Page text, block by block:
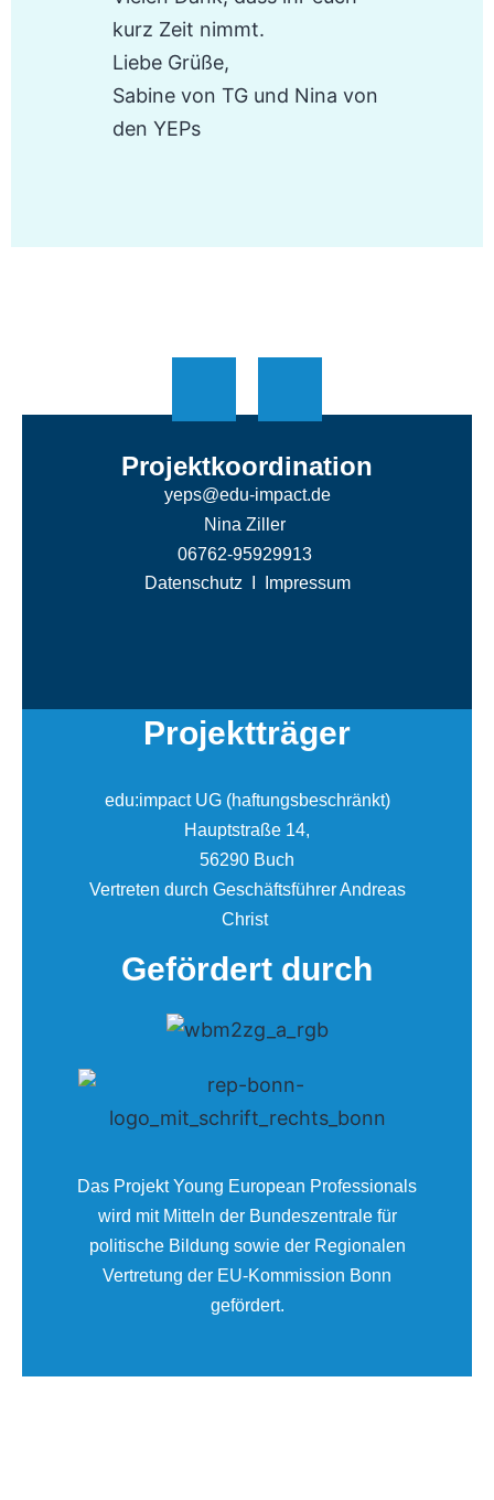
kurz Zeit nimmt.
Liebe Grüße,
Sabine von TG und Nina von
den YEPs
Projektkoordination
yeps@edu-impact.de
Nina Ziller
06762-95929913
Datenschutz
Impressum
Projektträger
edu:impact UG (haftungsbeschränkt)
Hauptstraße 14,
56290 Buch
Vertreten durch Geschäftsführer Andreas
Christ
Gefördert durch
Das Projekt Young European Professionals
wird mit Mitteln der Bundeszentrale für
politische Bildung sowie der Regionalen
Vertretung der EU-Kommission Bonn
gefördert.